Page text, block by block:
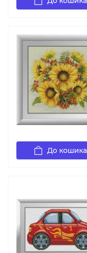
До кошика